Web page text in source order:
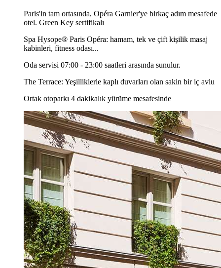
Paris'in tam ortasında, Opéra Garnier'ye birkaç adım mesafede
otel. Green Key sertifikalı
Spa Hysope® Paris Opéra: hamam, tek ve çift kişilik masaj
kabinleri, fitness odası...
Oda servisi 07:00 - 23:00 saatleri arasında sunulur.
The Terrace: Yeşilliklerle kaplı duvarları olan sakin bir iç avlu
Ortak otoparkı 4 dakikalık yürüme mesafesinde